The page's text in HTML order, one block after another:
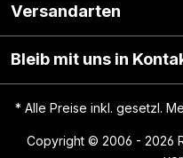
Versandarten
Bleib mit uns in
* Alle Preise inkl. gesetzl.
Copyright © 2006 - 2026